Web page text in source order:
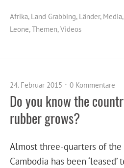
Afrika, Land Grabbing, Länder, Media,
Leone,Themen,Videos
24. Februar 2015 0 Kommentare
Do you know the
rubber grows?
Almost three-quarters of
Cambodia has been